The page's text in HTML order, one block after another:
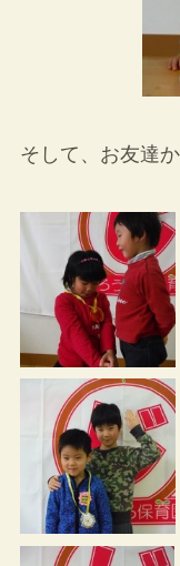
そして、お友達